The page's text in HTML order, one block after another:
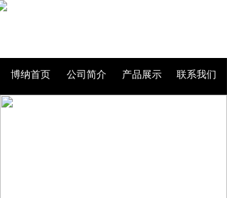
公司简介
博纳首页 联系我们
产品展示